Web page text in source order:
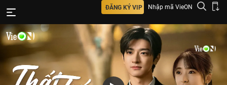
ĐĂNG KÝ VIP Nhập mã VieON